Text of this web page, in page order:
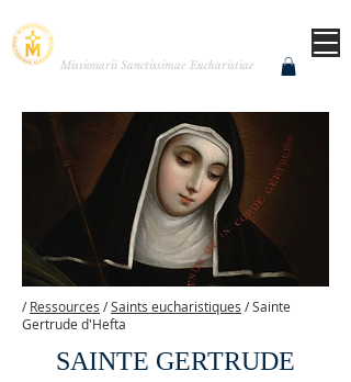
Missionarii Sanctissimae Eucharistiae
/ Ressources /Saints eucharistiques / Sainte
Gertrude d'Hefta
SAINTE GERTRUDE